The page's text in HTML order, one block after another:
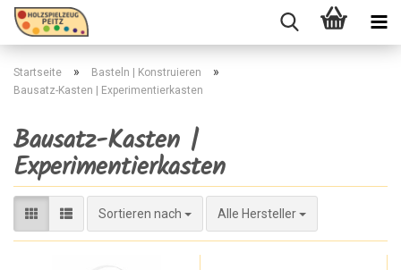
Startseite » Basteln | Konstruieren »
Bausatz-Kasten | Experimentierkasten
Bausatz-Kasten |
Experimentierkasten
Sortieren nach
Sortieren nach Alle Hersteller